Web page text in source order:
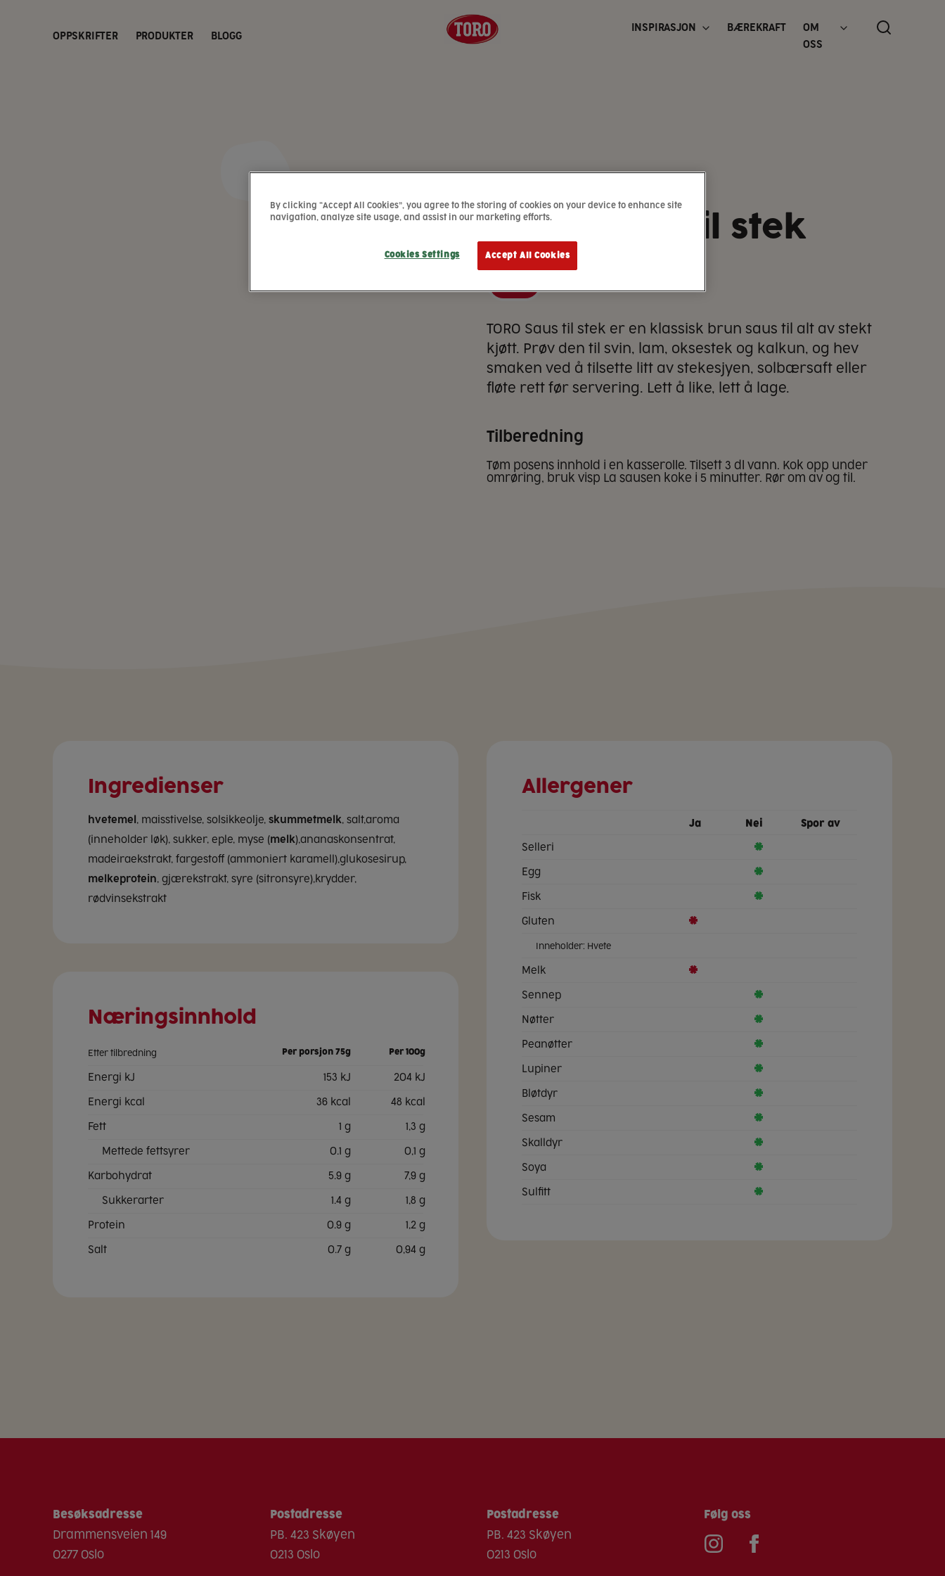
OPPSKRIFTER PRODUKTER BLOGG
INSPIRASJON BÆREKRAFT
OM
OSS
TORO Saus til stek
TORO Saus til stek er en klassisk brun saus til alt av stekt
kjøtt. Prøv den til svin, lam, oksestek og kalkun, og hev
smaken ved å tilsette litt av stekesjyen, solbærsaft eller
fløte rett før servering. Lett å like, lett å lage.
Tilberedning
Tøm posens innhold i en kasserolle. Tilsett 3 dl vann. Kok opp under
omrøring, bruk visp La sausen koke i 5 minutter. Rør om av og til.
Ingredienser
hvetemel, maisstivelse, solsikkeolje, skummetmelk, salt,aroma
(inneholder løk), sukker, eple, myse (melk),ananaskonsentrat,
madeiraekstrakt, fargestoff (ammoniert karamell),glukosesirup,
melkeprotein, gjærekstrakt, syre (sitronsyre),krydder,
rødvinsekstrakt
Næringsinnhold
Etter tilbredning
Energi kJ
Energi kcal
Fett
Mettede fettsyrer
Karbohydrat
Sukkerarter
Protein
Salt
153 kJ
36 kcal
1 g
0.1 g
5.9 g
1.4 g
0.9 g
0.7 g
204 kJ
48 kcal
1,3 g
0,1 g
7,9 g
1,8 g
1,2 g
0,94 g
Allergener
Selleri
Egg
Fisk
Gluten
Inneholder: Hvete
Melk
Sennep
Nøtter
Peanøtter
Lupiner
Bløtdyr
Sesam
Skalldyr
Soya
Sulfitt
Ja Nei Spor av
Besøksadresse
Drammensveien 149
0277 Oslo
Postadresse
PB. 423 Skøyen
0213 Oslo
Postadresse
PB. 423 Skøyen
0213 Oslo
Følg oss
By clicking “Accept All Cookies”, you agree to the storing of cookies on your device to enhance site
navigation, analyze site usage, and assist in our marketing efforts.
Accept All Cookies
Cookies Settings